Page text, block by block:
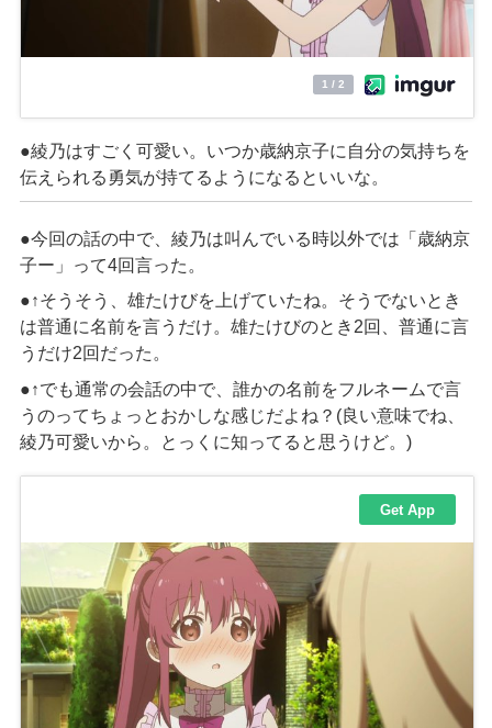
●綾乃はすごく可愛い。いつか歳納京子に自分の気持ちを
伝えられる勇気が持てるようになるといいな。
●今回の話の中で、綾乃は叫んでいる時以外では 「歳納京
子ー 」って4回言った。
●↑そうそう、 雄たけびを上げていたね。 そうでないとき
は普通に名前を言うだけ。 雄たけびのとき 2回、普通に言
うだけ2回だった。
●↑でも通常の会話の中で、誰かの名前をフルネームで言
うのってちょっと おかしな感じだよね？ (良い意味でね、
綾乃可愛いから。とっくに知ってると思うけど。 )